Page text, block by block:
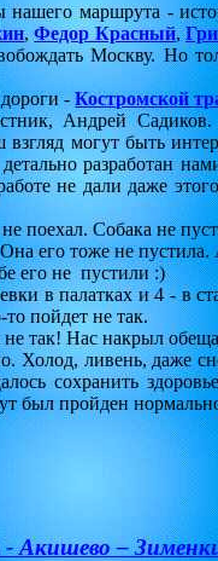
нашего маршрута -
,Федор Красный,
Москву. Но
дороги -Костромской
Андрей Садиков.
могут быть
разработан
не дали даже
поехал. Собака не
его тоже не пустила.
его не пустили :)
в палатках и 4 - в
пойдет не так.
так! Нас накрыл
Холод, ливень, даже
сохранить
был пройден
-Акишево –